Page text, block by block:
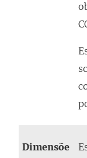
Dimensõe